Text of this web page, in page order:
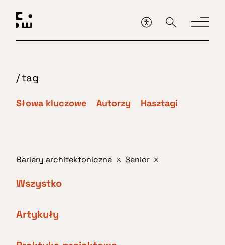
głównej
treści
/tag
Słowa kluczowe Autorzy Hasztagi
Bariery architektoniczne x Senior x
Wszystko
Artykuły